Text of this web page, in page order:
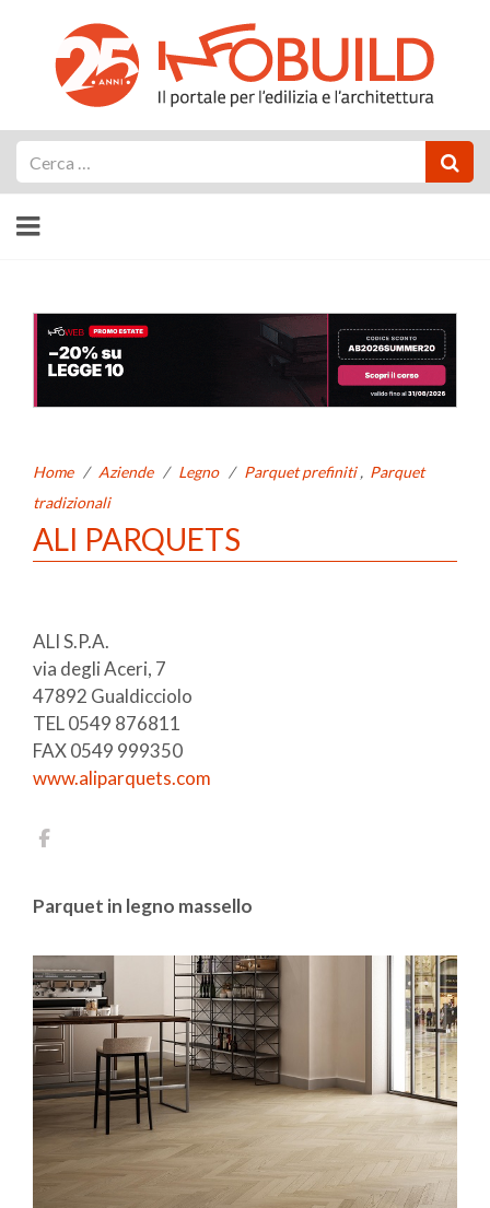
Home / Aziende / Legno / Parquet prefiniti, Parquet
tradizionali
ALI PARQUETS
ALI S.P.A.
via degli Aceri, 7
47892 Gualdicciolo
TEL 0549 876811
FAX 0549 999350
www.aliparquets.com
Parquet in legno massello